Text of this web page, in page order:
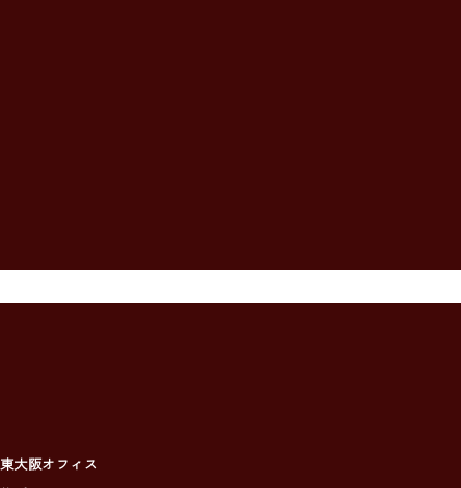
東大阪オフィス